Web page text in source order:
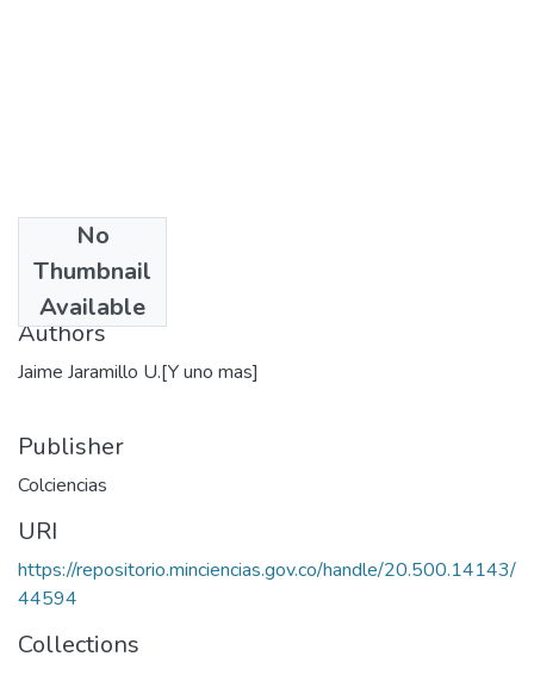
No
Thumbnail
Available
1993
Authors
Jaime Jaramillo U.[Y uno mas]
Publisher
Colciencias
URI
https://repositorio.minciencias.gov.co/handle/20.500.14143/
44594
Collections